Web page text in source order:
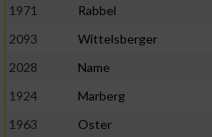
1971
Rabbel
2093
Wittelsberger
2028
Name
1924
Marberg
1963
Oster
personalisierter Inhalte